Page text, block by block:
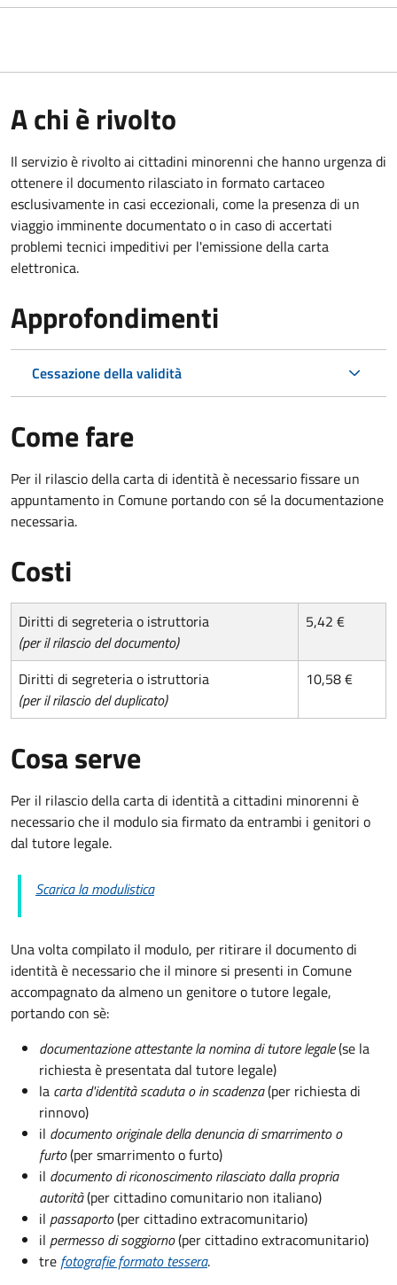
A chi è rivolto
Il servizio è rivolto ai cittadini minorenni che hanno urgenza di
ottenere il documento rilasciato in formato cartaceo
esclusivamente in casi eccezionali, come la presenza di un
viaggio imminente documentato o in caso di accertati
problemi tecnici impeditivi per l'emissione della carta
elettronica.
Approfondimenti
Cessazione della validità
Come fare
Per il rilascio della carta di identità è necessario fissare un
appuntamento in Comune portando con sé la documentazione
necessaria.
Costi
Diritti di segreteria o istruttoria
(per il rilascio del documento)
5,42 €
Diritti di segreteria o istruttoria
(per il rilascio del duplicato)
10,58 €
Cosa serve
Per il rilascio della carta di identità a cittadini minorenni è
necessario che il modulo sia firmato da entrambi i genitori o
dal tutore legale.
Scarica la modulistica
Una volta compilato il modulo, per ritirare il documento di
identità è necessario che il minore si presenti in Comune
accompagnato da almeno un genitore o tutore legale,
portando con sè:
documentazione attestante la nomina di tutore legale(se la
richiesta è presentata dal tutore legale)
la carta d'identità scaduta o in scadenza(per richiesta di
rinnovo)
il documento originale della denuncia di smarrimento o
furto(per smarrimento o furto)
il documento di riconoscimento rilasciato dalla propria
autorità(per cittadino comunitario non italiano)
il passaporto(per cittadino extracomunitario)
il permesso di soggiorno(per cittadino extracomunitario)
tre fotografie formato tessera.